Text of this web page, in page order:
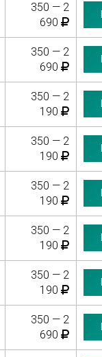
350 — 2
690
350 — 2
690
350 — 2
190
350 — 2
190
350 — 2
190
350 — 2
190
350 — 2
190
350 — 2
690